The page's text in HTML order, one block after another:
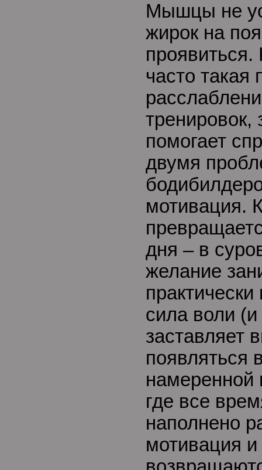
Мышцы не
жирок на
проявиться.
часто такая
помогает
двумя
мотивация.
дня – в
желание
сила воли
заставляет
появляться
намеренной
где все
наполнено
мотивация и